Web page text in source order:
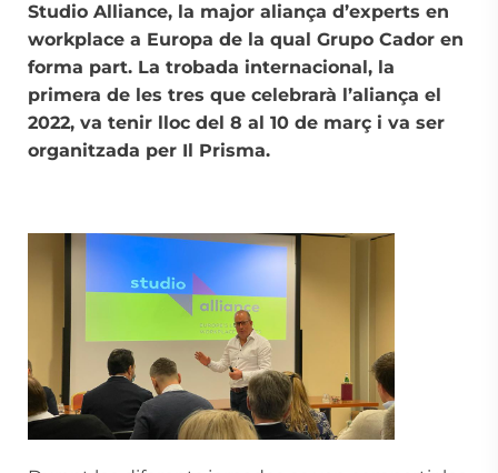
Studio Alliance, la major aliança d’experts en
workplace a Europa de la qual Grupo Cador en
forma part. La trobada internacional, la
primera de les tres que celebrarà l’aliança el
2022, va tenir lloc del 8 al 10 de març i va ser
organitzada per Il Prisma.